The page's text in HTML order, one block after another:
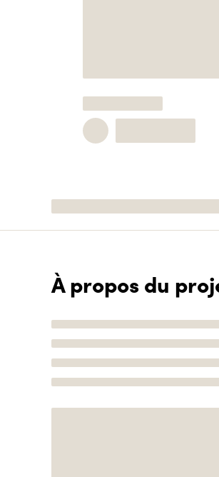
À propos du